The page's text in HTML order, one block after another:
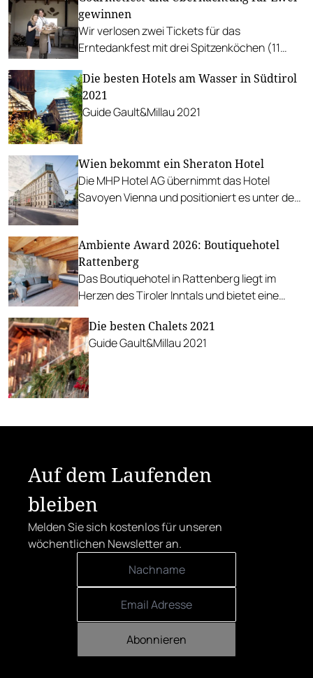
gewinnen
Wir verlosen zwei Tickets für das
Erntedankfest mit drei Spitzenköchen (11
Bergergut.
Die besten Hotels am Wasser in Südtirol
2021
Guide Gault&Millau 2021
Wien bekommt ein Sheraton Hotel
Die MHP Hotel AG übernimmt das Hotel
Savoyen Vienna und positioniert es unter der
Ambiente Award 2026: Boutiquehotel
Rattenberg
Das Boutiquehotel in Rattenberg liegt im
Herzen des Tiroler Inntals und bietet eine
charmantesten alten Städte Österreichs.
Die besten Chalets 2021
Guide Gault&Millau 2021
Auf dem Laufenden
bleiben
Melden Sie sich kostenlos für unseren
wöchentlichen Newsletter an.
Abonnieren